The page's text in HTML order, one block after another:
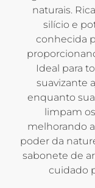
naturais.
silício e
conhecida
Ideal para
suavizante
enquanto
limpam
melhorando
poder da
sabonete de
cuidado